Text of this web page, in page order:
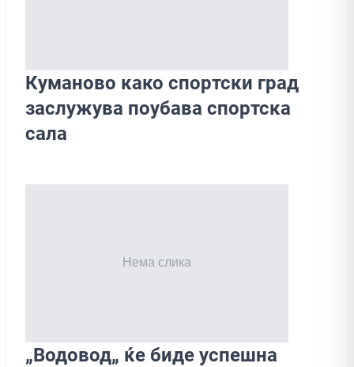
Куманово како спортски град
заслужува поубава спортска
сала
„Водовод„ ќе биде успешна